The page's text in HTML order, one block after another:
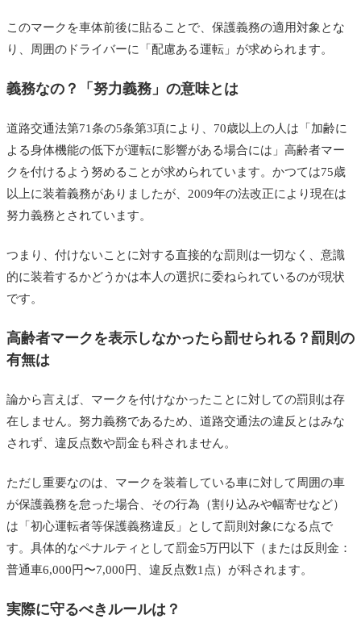
このマークを車体前後に貼ることで、保護義務の適用対象とな
り、周囲のドライバーに「配慮ある運転」が求められます。
義務なの？「努力義務」の意味とは
道路交通法第71条の5条第3項により、70歳以上の人は「加齢に
よる身体機能の低下が運転に影響がある場合には」高齢者マー
クを付けるよう努めることが求められています。かつては75歳
以上に装着義務がありましたが、2009年の法改正により現在は
努力義務とされています。
つまり、付けないことに対する直接的な罰則は一切なく、意識
的に装着するかどうかは本人の選択に委ねられているのが現状
です。
高齢者マークを表示しなかったら罰せられる？罰則の
有無は
論から言えば、マークを付けなかったことに対しての罰則は存
在しません。努力義務であるため、道路交通法の違反とはみな
されず、違反点数や罰金も科されません。
ただし重要なのは、マークを装着している車に対して周囲の車
が保護義務を怠った場合、その行為（割り込みや幅寄せなど）
は「初心運転者等保護義務違反」として罰則対象になる点で
す。具体的なペナルティとして罰金5万円以下（または反則金：
普通車6,000円〜7,000円、違反点数1点）が科されます。
実際に守るべきルールは？